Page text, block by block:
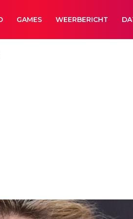
GAMES WEERBERICHT